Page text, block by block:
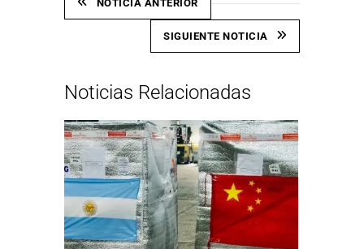
NOTICIA ANTERIOR
SIGUIENTE NOTICIA
Noticias Relacionadas